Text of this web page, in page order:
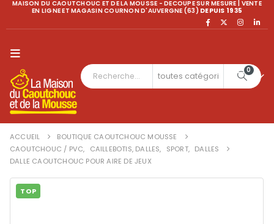
MAISON DU CAOUTCHOUC ET DE LA MOUSSE - DECOUPE SUR MESURE | VENTE
EN LIGNE ET MAGASIN COURNON D'AUVERGNE (63) DEPUIS 1935
0
ACCUEIL
BOUTIQUE CAOUTCHOUC MOUSSE
CAOUTCHOUC / PVC, CAILLEBOTIS, DALLES, SPORT, DALLES
DALLE CAOUTCHOUC POUR AIRE DE JEUX
TOP